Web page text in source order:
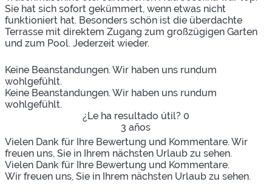
Sie hat sich sofort gekümmert, wenn etwas nicht
funktioniert hat. Besonders schön ist die überdachte
Terrasse mit direktem Zugang zum großzügigen Garten
und zum Pool. Jederzeit wieder.
Keine Beanstandungen. Wir haben uns rundum
wohlgefühlt.
Keine Beanstandungen. Wir haben uns rundum
wohlgefühlt.
¿Le ha resultado útil? 0
3 años
Vielen Dank für Ihre Bewertung und Kommentare. Wir
freuen uns, Sie in Ihrem nächsten Urlaub zu sehen.
Vielen Dank für Ihre Bewertung und Kommentare.
Wir freuen uns, Sie in Ihrem nächsten Urlaub zu sehen.